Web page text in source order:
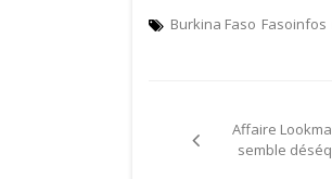
Burkina Faso Fasoinfos
de
Affaire
semble